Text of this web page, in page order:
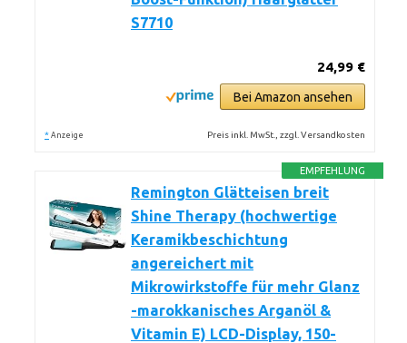
S7710
24,99 €
Bei Amazon ansehen
* Anzeige Preis inkl. MwSt., zzgl. Versandkosten
EMPFEHLUNG
Remington Glätteisen breit
Shine Therapy (hochwertige
Keramikbeschichtung
angereichert mit
Mikrowirkstoffe für mehr Glanz
-marokkanisches Arganöl &
Vitamin E) LCD-Display, 150-